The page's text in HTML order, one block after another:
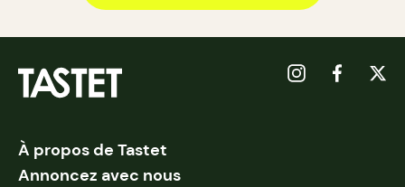
À propos de Tastet
Annoncez avec nous